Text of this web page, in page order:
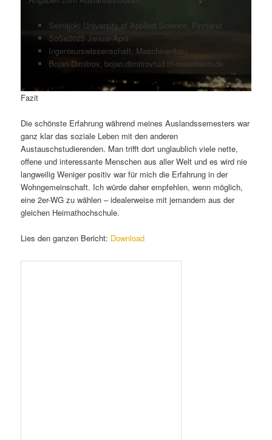
Seinäjoki University of Applied Science, Finnland
SoSe2025 Januar-April
Ingenieurswissenschaft, Maschinenbau
Bojan Dimitrov, bojan.dimitrovtud.th-rosenheim.de
Fazit
Die schönste Erfahrung während meines Auslandssemesters war
ganz klar das soziale Leben mit den anderen
Austauschstudierenden. Man trifft dort unglaublich viele nette,
offene und interessante Menschen aus aller Welt und es wird nie
langweilig Weniger positiv war für mich die Erfahrung in der
Wohngemeinschaft. Ich würde daher empfehlen, wenn möglich,
eine 2er-WG zu wählen – idealerweise mit jemandem aus der
gleichen Heimathochschule.
Lies den ganzen Bericht: Download